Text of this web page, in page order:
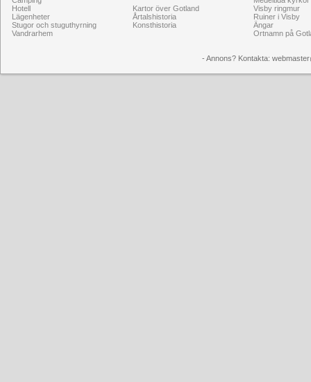
Hotell
Lägenheter
Stugor och stuguthyrning
Vandrarhem
Kartor över Gotland
Årtalshistoria
Konsthistoria
Visby ringmur
Ruiner i Visby
Ängar
Ortnamn på
- Annons? Kontakta: